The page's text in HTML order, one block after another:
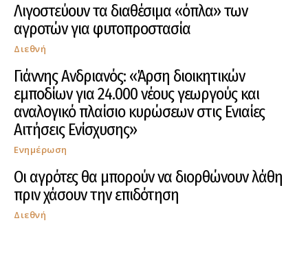
Λιγοστεύουν τα διαθέσιμα «όπλα» των
αγροτών για φυτοπροστασία
Διεθνή
Γιάννης Ανδριανός: «Άρση διοικητικών
εμποδίων για 24.000 νέους γεωργούς και
αναλογικό πλαίσιο κυρώσεων στις Ενιαίες
Αιτήσεις Ενίσχυσης»
Ενημέρωση
Οι αγρότες θα μπορούν να διορθώνουν λάθη
πριν χάσουν την επιδότηση
Διεθνή